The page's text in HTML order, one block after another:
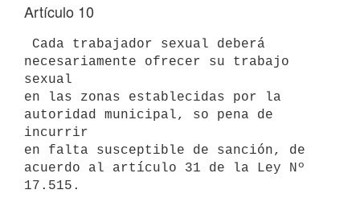
Artículo 10
necesariamente ofrecer su trabajo
sexual
en las zonas establecidas por la
autoridad municipal, so pena de
incurrir
en falta susceptible de sanción, de
acuerdo al artículo 31 de la Ley Nº